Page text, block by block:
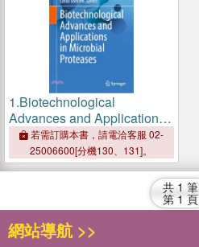
1.Biotechnological
Advances and Applications
in Microbial Proteases
若需訂購本書，請電洽客服 02-
25006600[分機130、131]。
共 1 筆
第 1 頁
網站導航 >>